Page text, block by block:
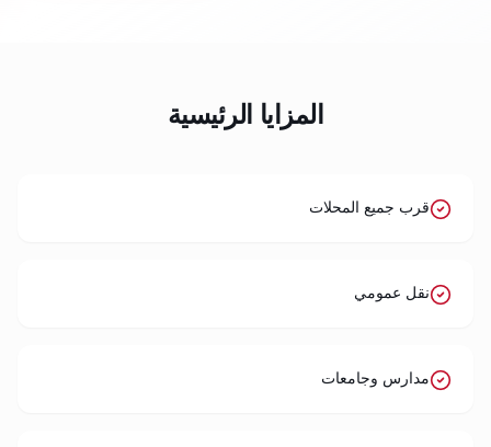
المزايا الرئيسية
قرب جميع المحلات
نقل عمومي
مدارس وجامعات